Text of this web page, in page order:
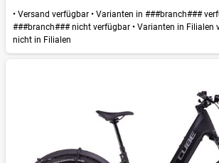
• Versand verfügbar • Varianten in ###branch###
###branch### nicht verfügbar • Varianten in Filialen
nicht in Filialen